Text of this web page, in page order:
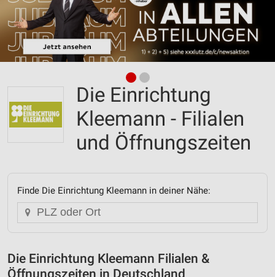
Die Einrichtung
Kleemann - Filialen
und Öffnungszeiten
Finde Die Einrichtung Kleemann in deiner Nähe:
Die Einrichtung Kleemann Filialen &
Öffnungszeiten in Deutschland